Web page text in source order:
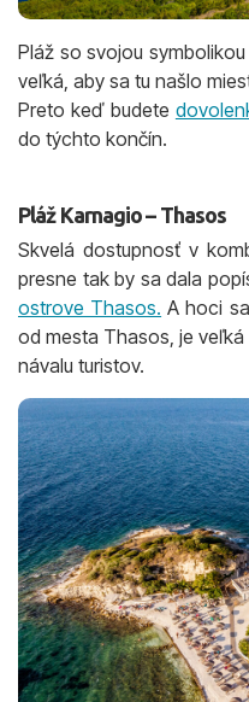
Pláž so svojou
veľká, aby sa tu našlo
Preto keď budete
do týchto končín.
Pláž Karnagio – Thasos
Skvelá dostupnosť v
presne tak by sa dala
ostrove Thasos. A hoci
od mesta Thasos, je
návalu turistov.